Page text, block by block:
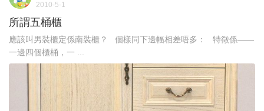
2010-5-1
所謂五桶櫃
應該叫男裝櫃定係南裝櫃？ 個樣同下邊幅相差唔多： 特徵係——
一邊四個櫃桶，一 ...